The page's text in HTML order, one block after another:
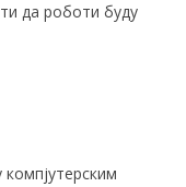
да роботи буду